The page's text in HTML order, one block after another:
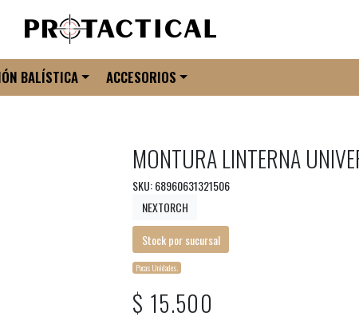
BALÍSTICA ACCESORIOS
MONTURA LINTERNA
SKU: 68960631321506
NEXTORCH
Stock por sucursal
Pocas Unidades.
$ 15.500